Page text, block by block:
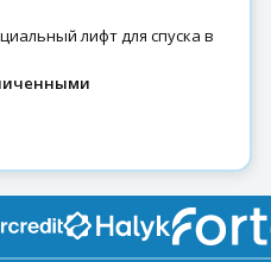
лифт для спуска в